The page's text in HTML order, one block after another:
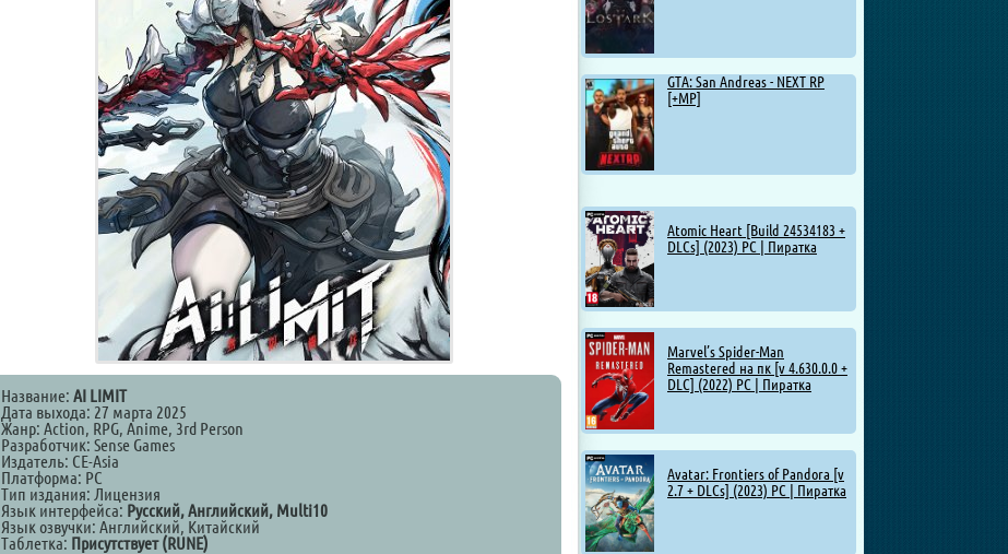
GTA: San Andreas - NEXT RP
[+MP]
Atomic Heart [Build 24534183 +
DLCs] (2023) PC | Пиратка
Marvel’s Spider-Man
Remastered на пк [v 4.630.0.0 +
DLC] (2022) PC | Пиратка
Avatar: Frontiers of Pandora [v
2.7 + DLCs] (2023) PC | Пиратка
Название: AI LIMIT
Дата выхода: 27 марта 2025
Жанр: Action, RPG, Anime, 3rd Person
Разработчик: Sense Games
Издатель: CE-Asia
Платформа: PC
Тип издания: Лицензия
Язык интерфейса: Русский, Английский, Multi10
Язык озвучки: Английский, Китайский
Таблетка: Присутствует (RUNE)